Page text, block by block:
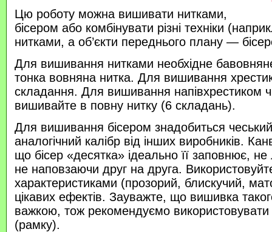
Цю роботу можна вишивати нитками,
бісером або комбінувати різні техніки
нитками, а об’єкти переднього плану —
Для вишивання нитками необхідне
тонка вовняна нитка. Для вишивання
складання. Для вишивання напівхрестиком
вишивайте в повну нитку (6 складань).
Для вишивання бісером знадобиться
аналогічний калібр від інших виробників.
що бісер «десятка» ідеально її заповнює,
не наповзаючи друг на друга.
характеристиками (прозорий, блискучий,
цікавих ефектів. Зауважте, що вишивка
важкою, тож рекомендуємо
(рамку).